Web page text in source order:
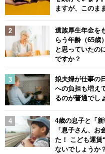
ますが、このま
遺族厚生年金を
らう年齢（65歳
と思っていたの
ですか？
娘夫婦が仕事の
への負担も増え
るのが普通でし
4歳の息子と「
「息子さん、お
た！ こども運賃
ないでしょうか